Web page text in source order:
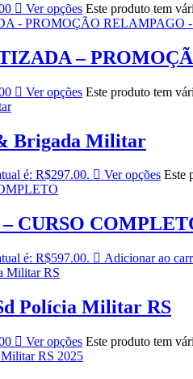
Ver opções Este produto tem
–
Ver opções Este produto tem
Brigada Militar
é: R$297.00. Ver opções Este
CURSO
é: R$597.00.
Adicionar ao
Polícia Militar RS
Ver opções Este produto tem